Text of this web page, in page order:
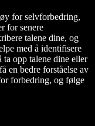
for selvforbedring,
for senere
talene dine, og
med å identifisere
ta opp talene dine eller
en bedre forståelse av
forbedring, og følge